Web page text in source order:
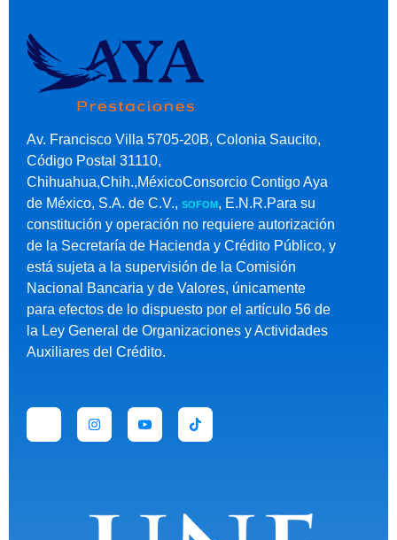
Av. Francisco Villa 5705-20B, Colonia Saucito,
Código Postal 31110,
Chihuahua,Chih.,MéxicoConsorcio Contigo Aya
de México, S.A. de C.V., SOFOM , E.N.R.Para su
constitución y operación no requiere autorización
de la Secretaría de Hacienda y Crédito Público, y
está sujeta a la supervisión de la Comisión
Nacional Bancaria y de Valores, únicamente
para efectos de lo dispuesto por el artículo 56 de
la Ley General de Organizaciones y Actividades
Auxiliares del Crédito.